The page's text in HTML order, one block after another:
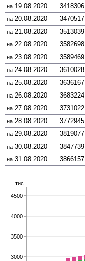
на 19.08.2020 3418306
на 20.08.2020 3470517
на 21.08.2020 3513039
на 22.08.2020 3582698
на 23.08.2020 3589469
на 24.08.2020 3610028
на 25.08.2020 3636167
на 26.08.2020 3683224
на 27.08.2020 3731022
на 28.08.2020 3772945
на 29.08.2020 3819077
на 30.08.2020 3847739
на 31.08.2020 3866157
3000
3500
4000
4500
тис.